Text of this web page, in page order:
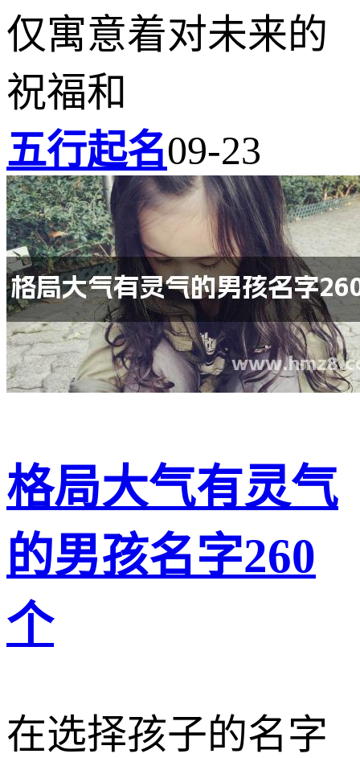
仅寓意着对未来的
祝福和
五行起名09-23
格局大气有灵气
的男孩名字260
个
在选择孩子的名字